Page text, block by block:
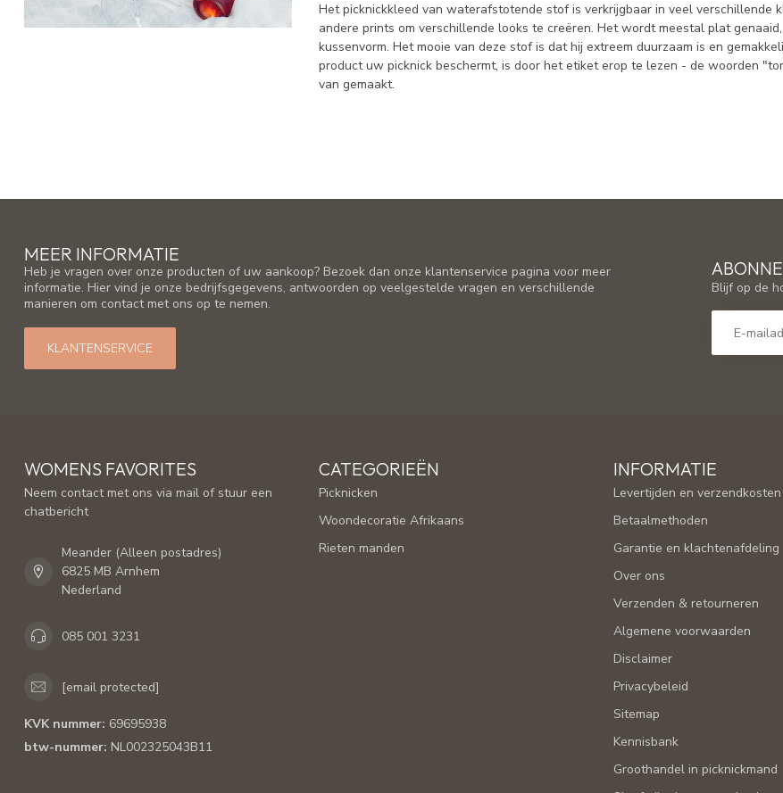
Het picknickkleed van waterafstotende stof is verkrijgbaar in veel verschillende
andere prints om verschillende looks te creëren. Het wordt meestal plat
kussenvorm. Het mooie van deze stof is dat hij extreem duurzaam is en
product uw picknick beschermt, is door het etiket erop te lezen - de woorden
van gemaakt.
MEER INFORMATIE
Heb je vragen over onze producten of uw aankoop? Bezoek dan onze klantenservice pagina voor meer
informatie. Hier vind je onze bedrijfsgegevens, antwoorden op veelgestelde vragen en verschillende
manieren om contact met ons op te nemen.
KLANTENSERVICE
Blijf op de
WOMENS FAVORITES
Neem contact met ons via mail of stuur een
chatbericht
Meander (Alleen postadres)
6825 MB Arnhem
Nederland
085 001 3231
[email protected]
KVK nummer: 69695938
btw-nummer: NL002325043B11
CATEGORIEËN
Picknicken
Woondecoratie Afrikaans
Rieten manden
INFORMATIE
Levertijden en verzendkosten
Betaalmethoden
Garantie en klachtenafdeling
Over ons
Verzenden & retourneren
Algemene voorwaarden
Disclaimer
Privacybeleid
Sitemap
Kennisbank
Groothandel in picknickmand